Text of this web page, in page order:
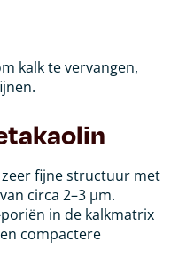
kalk te vervangen,
fijne structuur met
circa 2–3 µm.
in de kalkmatrix
compactere